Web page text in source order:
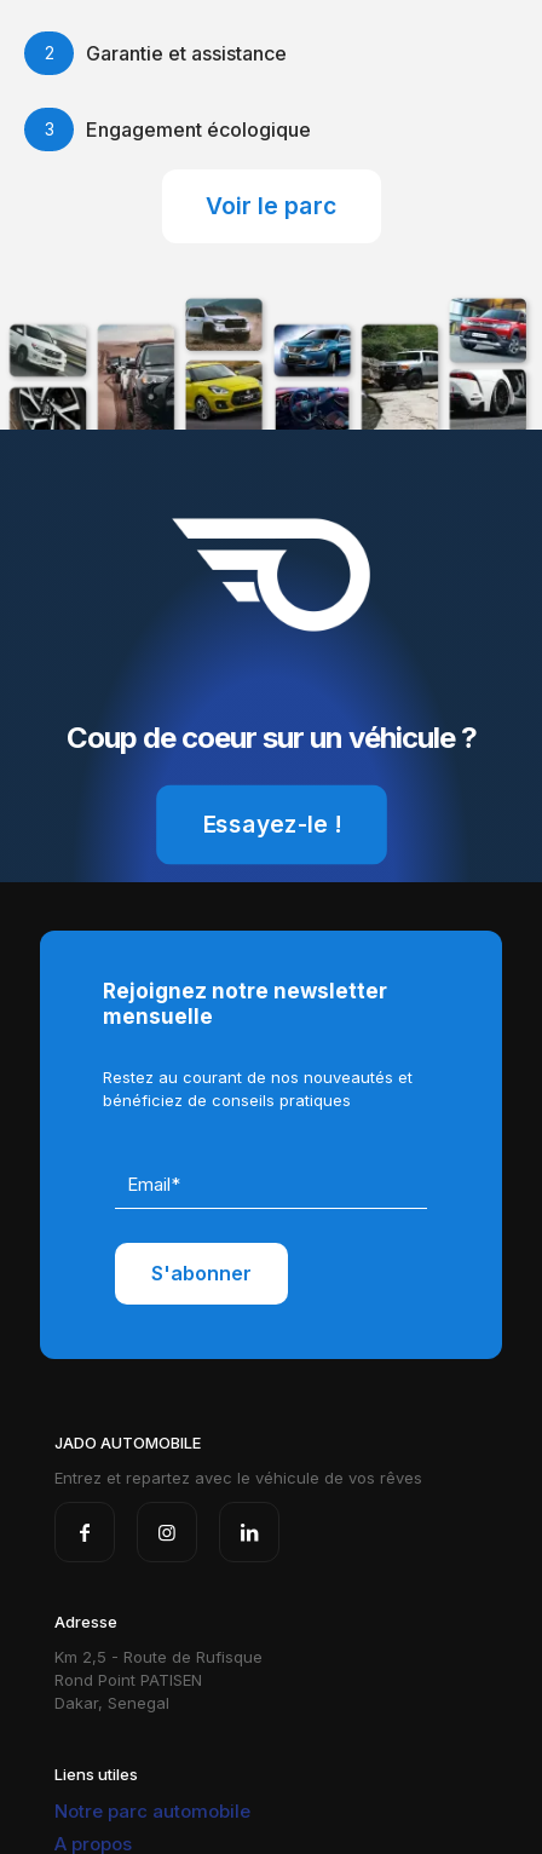
Garantie et assistance
Engagement écologique
Voir le parc
Coup de coeur sur un véhicule ?
Essayez-le !
Rejoignez notre newsletter
mensuelle
Restez au courant de nos nouveautés et
bénéficiez de conseils pratiques
JADO AUTOMOBILE
Entrez et repartez avec le véhicule de vos rêves
Adresse
Km 2,5 - Route de Rufisque
Rond Point PATISEN
Dakar, Senegal
Liens utiles
Notre parc automobile
A propos